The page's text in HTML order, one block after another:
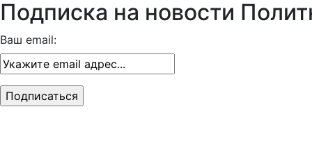
Подписка на новости
Ваш email: